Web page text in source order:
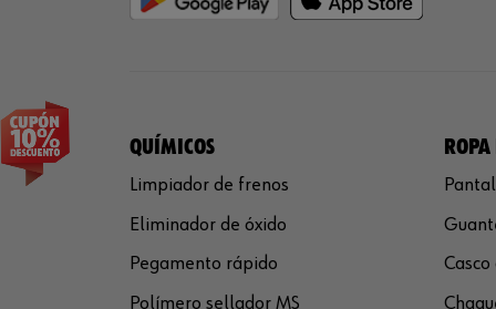
QUÍMICOS
Limpiador de frenos
Eliminador de óxido
Pegamento rápido
Polímero sellador MS